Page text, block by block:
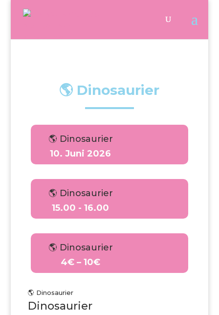
🌎 Dinosaurier
🌎 Dinosaurier
10. Juni 2026
🌎 Dinosaurier
15.00 - 16.00
🌎 Dinosaurier
4€ – 10€
🌎 Dinosaurier
Dinosaurier